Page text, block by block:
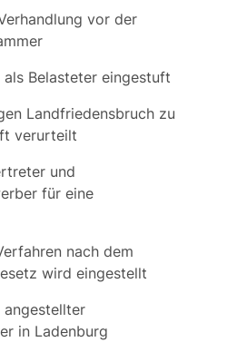
vor der
Belasteter eingestuft
Landfriedensbruch zu
verurteilt
und
für eine
nach dem
wird eingestellt
angestellter
in Ladenburg